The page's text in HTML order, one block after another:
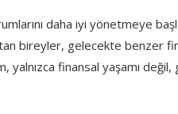
daha iyi yönetmeye
bireyler, gelecekte benzer
finansal yaşamı